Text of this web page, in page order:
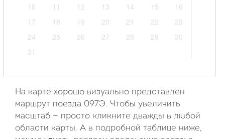
10
11 12 13 14 15
16
17
18 19 20 21 22
23
24
25 26 27 28 29
30
31
Пн Вт Ср Чт Пт Сб
Вс
1
2 3 4 5
6
На карте хорошо визуально представлен
маршрут поезда 097Э. Чтобы увеличить
масштаб — просто кликните дважды в любой
области карты. А в подробной таблице ниже,